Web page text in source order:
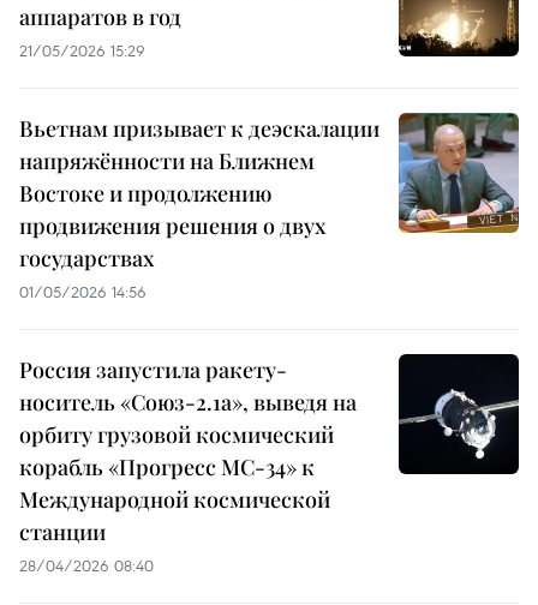
аппаратов в год
21/05/2026 15:29
Вьетнам призывает к деэскалации
напряжённости на Ближнем
Востоке и продолжению
продвижения решения о двух
государствах
01/05/2026 14:56
Россия запустила ракету-
носитель «Союз-2.1а», выведя на
орбиту грузовой космический
корабль «Прогресс МС-34» к
Международной космической
станции
28/04/2026 08:40